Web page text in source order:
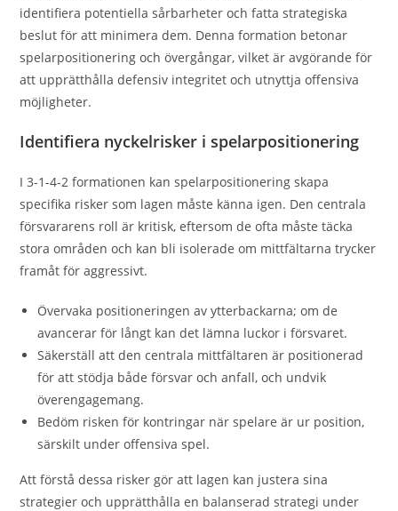
identifiera potentiella sårbarheter och fatta strategiska
beslut för att minimera dem. Denna formation betonar
spelarpositionering och övergångar, vilket är avgörande för
att upprätthålla defensiv integritet och utnyttja offensiva
möjligheter.
Identifiera nyckelrisker i spelarpositionering
I 3-1-4-2 formationen kan spelarpositionering skapa
specifika risker som lagen måste känna igen. Den centrala
försvararens roll är kritisk, eftersom de ofta måste täcka
stora områden och kan bli isolerade om mittfältarna trycker
framåt för aggressivt.
Övervaka positioneringen av ytterbackarna; om de
avancerar för långt kan det lämna luckor i försvaret.
Säkerställ att den centrala mittfältaren är positionerad
för att stödja både försvar och anfall, och undvik
överengagemang.
Bedöm risken för kontringar när spelare är ur position,
särskilt under offensiva spel.
Att förstå dessa risker gör att lagen kan justera sina
strategier och upprätthålla en balanserad strategi under